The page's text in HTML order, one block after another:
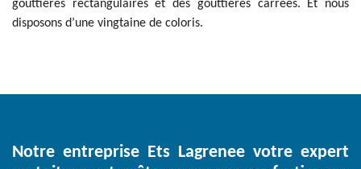
gouttières rectangulaires et des gouttières carrées. Et nous
disposons d’une vingtaine de coloris.
Notre entreprise Ets Lagrenee votre expert